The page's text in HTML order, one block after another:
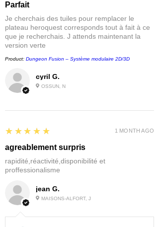
cyril G.
OSSUN, N
Parfait
Je cherchais des tuiles pour remplacer le
plateau heroquest corresponds tout à fait à ce
que je recherchais. J attends maintenant la
version verte
Product: Dungeon Fusion – Système modulaire 2D/3D
jean G.
MAISONS-ALFORT, J
5
★★★★★
agreablement surpris
rapidité,réactivité,disponibilité et
proffessionalisme
1 MONTH AGO